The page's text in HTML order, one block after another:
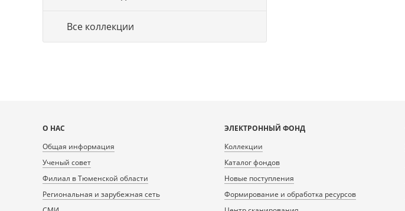
Все коллекции
Карта
сайта
О НАС
Общая информация
Ученый совет
Филиал в Тюменской области
Региональная и зарубежная сеть
ЭЛЕКТРОННЫЙ ФОНД
Коллекции
Каталог фондов
Новые поступления
Формирование и обработка ресурсов